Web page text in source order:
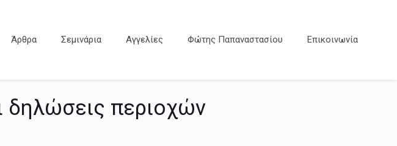
Άρθρα Σεμινάρια Αγγελίες Φώτης Παπαναστασίου Επικοινωνία
δηλώσεις περιοχών